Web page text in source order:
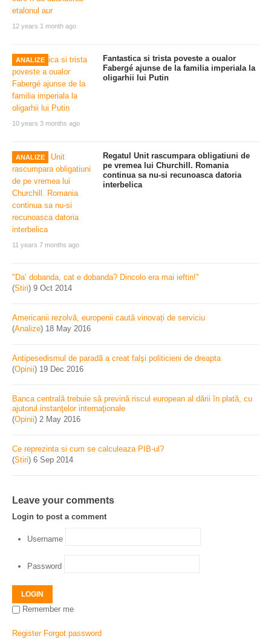
12 years 1 month ago
ANALIZE
10 years 3 months ago
Fantastica si trista poveste a oualor
Fabergé ajunse de la familia imperiala la
oligarhii lui Putin
ANALIZE
11 years 7 months ago
Regatul Unit rascumpara obligatiuni de
pe vremea lui Churchill. Romania
continua sa nu-si recunoasca datoria
interbelica
"Da’ dobanda, cat e dobanda? Dincolo era mai ieftin!"
(Stiri) 9 Oct 2014
Americanii rezolvă, europenii caută vinovați de serviciu
(Analize) 18 May 2016
Antipesedismul de paradă a creat falşi politicieni de dreapta
(Opinii) 19 Dec 2016
Banca centrală trebuie să prevină riscul european al dării în plată, cu
ajutorul instanţelor internaţionale
(Opinii) 2 May 2016
Ce reprezinta si cum se calculeaza PIB-ul?
(Stiri) 6 Sep 2014
Leave your comments
Login to post a comment
Username
Password
LOGIN
Remember me
Register Forgot password